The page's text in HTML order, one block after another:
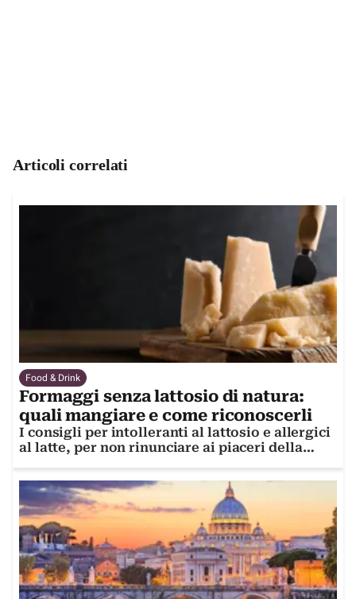
Articoli correlati
Food & Drink
Formaggi senza lattosio di natura:
quali mangiare e come riconoscerli
I consigli per intolleranti al lattosio e allergici
al latte, per non rinunciare ai piaceri della